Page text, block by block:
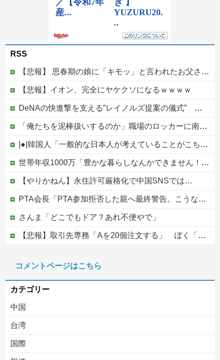
RSS
【悲報】 思春期の娘に「キモッ」と言われたお父さん、グレるｗｗｗｗｗｗｗ
【悲報】イオン、完全にヤケクソになるｗｗｗｗ
DeNAの快進撃を支える”レイノルズ提案の儀式” 決勝2ランの宮下が明かす「儀式を始めてから、チームが一つになっている」
「俺たちを泥棒扱いするのか」職場のロッカーに南京錠をつけた女性、海外の判定は…
|●|韓国人「一般的な日本人が考えていることがこちら…」→「えっ？？？？？？？？？？？？？？？？？？？？？」＝韓国の反応
世帯年収1000万「豊かな暮らしなんかできません！！！」他
【やりかねん】永住許可厳格化で中国SNSでは…
PTA会長「PTA参加拒否した親へ最終警告。こうなってもいい？」
さんま「どこでもドア？あれ不便やで」
【悲報】取引先専務「Aを20個注文する」 ぼく「いつも1～2個しか使わないけど本当に20であってる？」 取専「あってる」→結果『こう』なったんだがコレワイが悪いんか？？？？？？？？
中国、三峡ダムが全開放流。長江流域で深刻な洪水被害
コメントページはこちら
カテゴリー
中国
台湾
国際